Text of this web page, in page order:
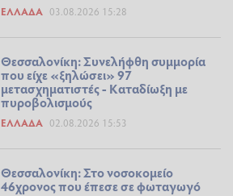
ΕΛΛΆΔΑ 03.08.2026 15:28
Θεσσαλονίκη: Συνελήφθη συμμορία
που είχε «ξηλώσει» 97
μετασχηματιστές - Καταδίωξη με
πυροβολισμούς
ΕΛΛΆΔΑ 02.08.2026 15:53
Θεσσαλονίκη: Στο νοσοκομείο
46χρονος που έπεσε σε φωταγωγό